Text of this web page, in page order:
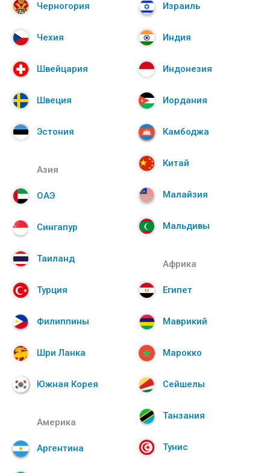
Черногория
Чехия
Швейцария
Швеция
Эстония
Израиль
Индия
Индонезия
Иордания
Камбоджа
Китай
Малайзия
Мальдивы
Азия
ОАЭ
Сингапур
Таиланд
Турция
Филиппины
Шри Ланка
Южная Корея
Африка
Египет
Маврикий
Марокко
Сейшелы
Танзания
Тунис
Америка
Аргентина